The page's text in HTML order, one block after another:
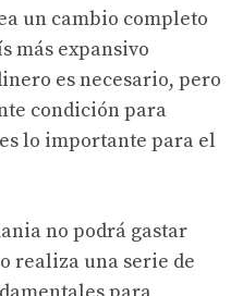
un cambio completo
más expansivo
es necesario, pero
condición para
lo importante para el
no podrá gastar
realiza una serie de